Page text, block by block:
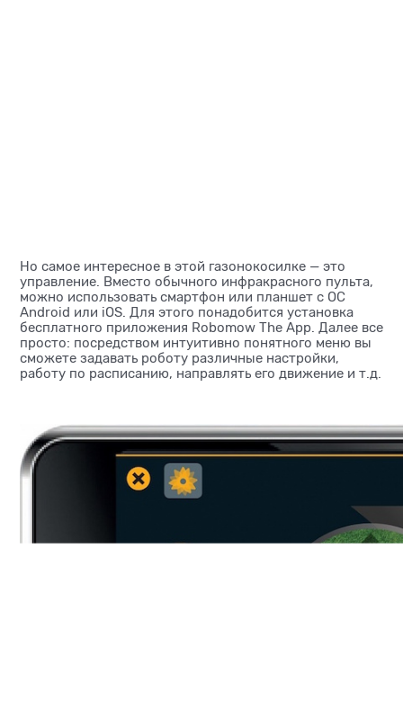
Но самое интересное в этой газонокосилке — это
управление. Вместо обычного инфракрасного пульта,
можно использовать смартфон или планшет с ОС
Android или iOS. Для этого понадобится установка
бесплатного приложения Robomow The App. Далее все
просто: посредством интуитивно понятного меню вы
сможете задавать роботу различные настройки,
работу по расписанию, направлять его движение и т.д.